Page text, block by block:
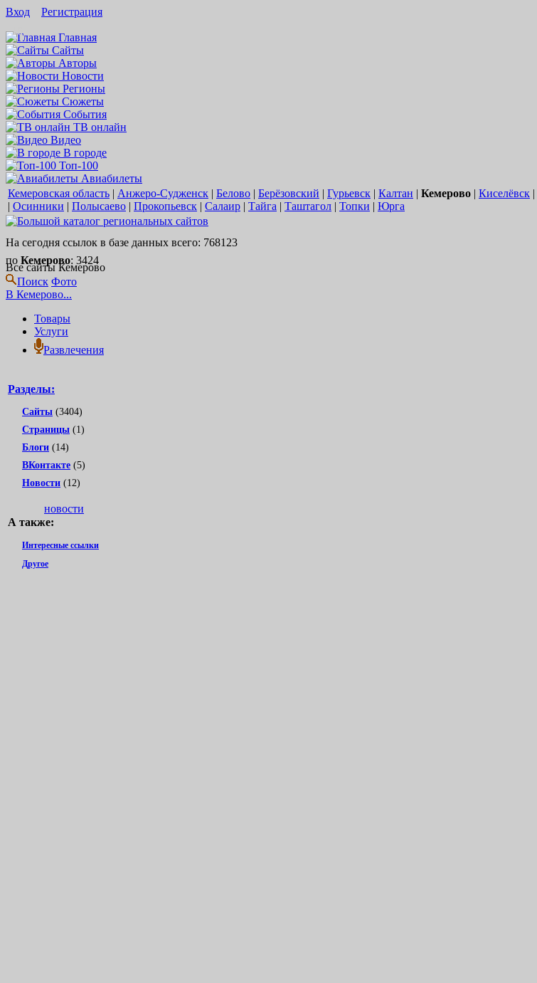
Вход
Регистрация
16+
Главная
Сайты
Авторы
Новости
Регионы
Сюжеты
События
ТВ онлайн
Видео
В городе
Топ-100
Авиабилеты
Кемеровская область | Анжеро-Судженск | Белово | Берёзовский | Гурьевск | Калтан | Кемерово | Киселёвск |
| Осинники | Полысаево | Прокопьевск | Салаир | Тайга | Таштагол | Топки | Юрга
На сегодня ссылок в базе данных всего: 768123
по Кемерово: 3424
Все сайты Кемерово
Поиск Фото
В Кемерово...
Товары
Услуги
Развлечения
Разделы:
Сайты (3404)
Страницы (1)
Блоги (14)
ВКонтакте (5)
Новости (12)
новости
А также:
Интересные ссылки
Другое